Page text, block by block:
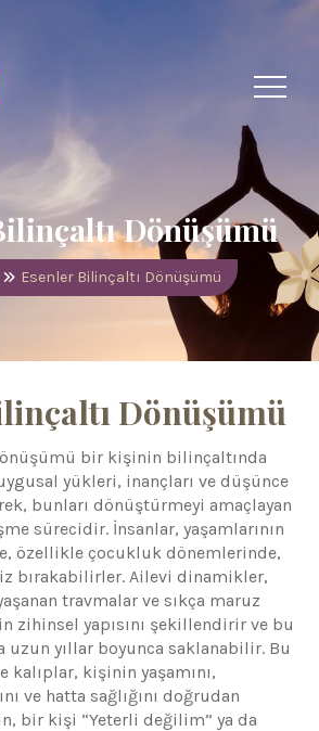
Dönüşümü
Esenler Bilinçaltı Dönüşümü
Dönüşümü
bir kişinin bilinçaltında
yükleri, inançları ve düşünce
bunları dönüştürmeyi amaçlayan
sürecidir. İnsanlar, yaşamlarının
özellikle çocukluk dönemlerinde,
bırakabilirler. Ailevi dinamikler,
travmalar ve sıkça maruz
zihinsel yapısını şekillendirir ve bu
yıllar boyunca saklanabilir. Bu
kalıplar, kişinin yaşamını,
ve hatta sağlığını doğrudan
bir kişi “Yeterli değilim” ya da